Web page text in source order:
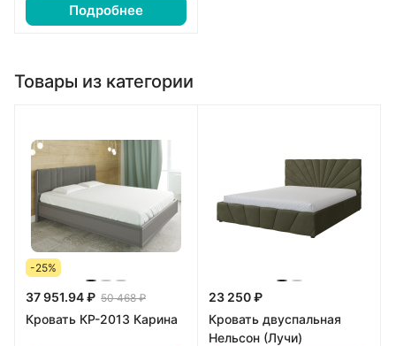
Подробнее
Товары из категории
-25%
37 951.94 ₽ 50 468 ₽
Кровать КР-2013 Карина
23 250 ₽
Кровать двуспальная
Нельсон (Лучи)